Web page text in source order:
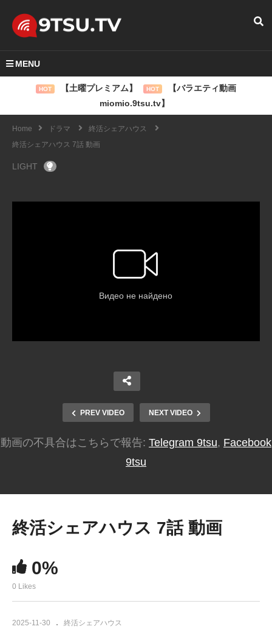
MENU
HOT 【土曜プレミアム】 HOT
【バラエティ動画
miomio.9tsu.tv】
Home ドラマ
終活シェアハウス
終活シェアハウス 7話 動画
LIGHT
PREV VIDEO NEXT VIDEO
動画の不具合はこちらで報告: Telegram 9tsu, Facebook
9tsu
終活シェアハウス 7話 動画
0%
0 Likes
2025-11-30 終活シェアハウス